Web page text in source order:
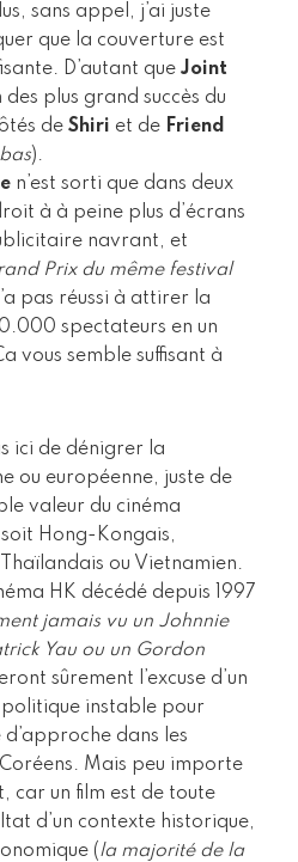
sans appel, j’ai juste
que la couverture est
D’autant que Joint
des plus grand succès du
de Shiri et de Friend
).
n’est sorti que dans deux
à à peine plus d’écrans
navrant, et
Prix du même festival
pas réussi à attirer la
spectateurs en un
vous semble suffisant à
ici de dénigrer la
ou européenne, juste de
valeur du cinéma
Hong-Kongais,
ou Vietnamien.
HK décédé depuis 1997
jamais vu un Johnnie
Yau ou un Gordon
sûrement l’excuse d’un
instable pour
dans les
Mais peu importe
car un film est de toute
d’un contexte historique,
(la majorité de la